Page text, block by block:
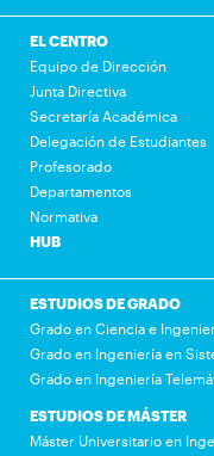
EL CENTRO
Equipo de Dirección
Junta Directiva
Secretaría Académica
Delegación de Estudiantes
Profesorado
Departamentos
Normativa
HUB
ESTUDIOS DE GRADO
Grado en Ciencia e
Grado en Ingeniería en
Grado en Ingeniería
ESTUDIOS DE MÁSTER
Máster Universitario en